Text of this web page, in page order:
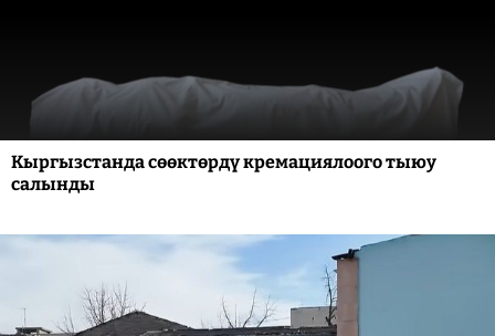
Кыргызстанда сөөктөрдү кремациялоого тыюу
салынды